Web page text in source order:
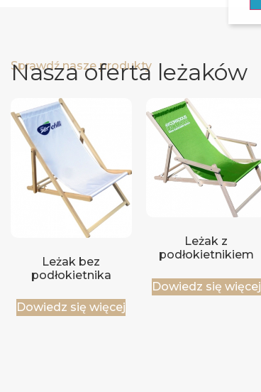
Sprawdź nasze produkty
Nasza oferta leżaków
Leżak bez
podłokietnika
Dowiedz się więcej
Leżak z
podłokietnikiem
Dowiedz się więcej